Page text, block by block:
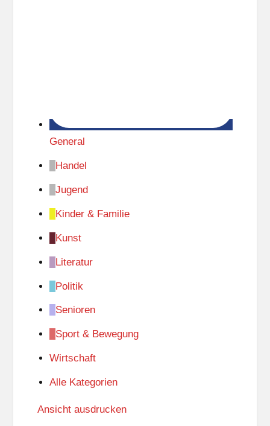
General
Handel
Jugend
Kinder & Familie
Kunst
Literatur
Politik
Senioren
Sport & Bewegung
Wirtschaft
Alle Kategorien
Ansicht ausdrucken